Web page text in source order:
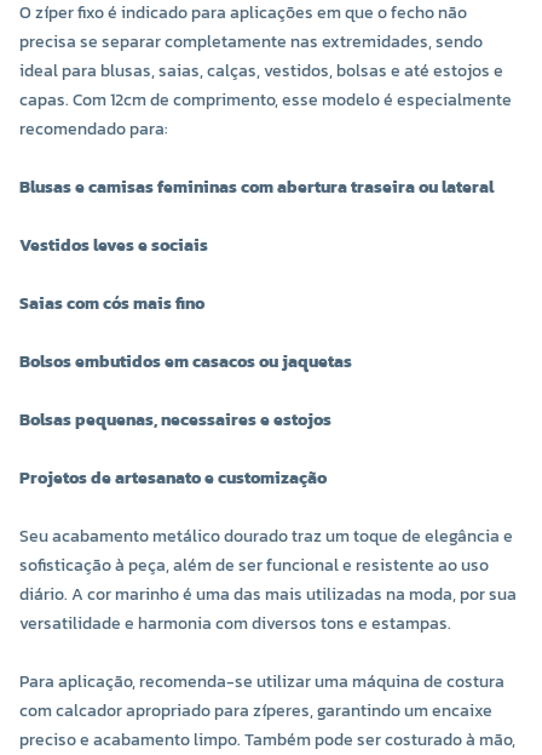
O zíper fixo é indicado para aplicações em que o fecho não
precisa se separar completamente nas extremidades, sendo
ideal para blusas, saias, calças, vestidos, bolsas e até estojos e
capas. Com 12cm de comprimento, esse modelo é especialmente
recomendado para:
Blusas e camisas femininas com abertura traseira ou lateral
Vestidos leves e sociais
Saias com cós mais fino
Bolsos embutidos em casacos ou jaquetas
Bolsas pequenas, necessaires e estojos
Projetos de artesanato e customização
Seu acabamento metálico dourado traz um toque de elegância e
sofisticação à peça, além de ser funcional e resistente ao uso
diário. A cor marinho é uma das mais utilizadas na moda, por sua
versatilidade e harmonia com diversos tons e estampas.
Para aplicação, recomenda-se utilizar uma máquina de costura
com calcador apropriado para zíperes, garantindo um encaixe
preciso e acabamento limpo. Também pode ser costurado à mão,